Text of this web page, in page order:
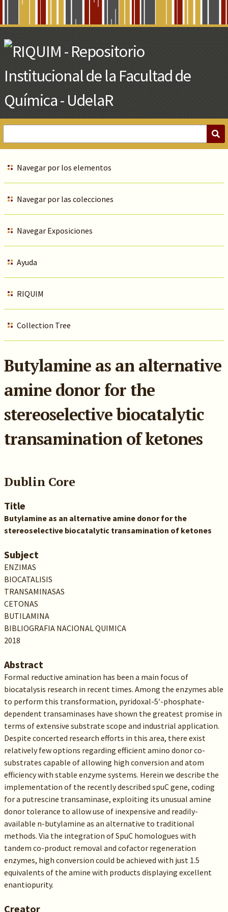
Main
Content
Navegar por los elementos
Navegar por las colecciones
Navegar Exposiciones
Ayuda
RIQUIM
Collection Tree
Butylamine as an alternative
amine donor for the
stereoselective biocatalytic
transamination of ketones
Dublin Core
Title
Butylamine as an alternative amine donor for the
stereoselective biocatalytic transamination of ketones
Subject
ENZIMAS
BIOCATALISIS
TRANSAMINASAS
CETONAS
BUTILAMINA
BIBLIOGRAFIA NACIONAL QUIMICA
2018
Abstract
Formal reductive amination has been a main focus of
biocatalysis research in recent times. Among the enzymes able
to perform this transformation, pyridoxal-5′-phosphate-
dependent transaminases have shown the greatest promise in
terms of extensive substrate scope and industrial application.
Despite concerted research efforts in this area, there exist
relatively few options regarding efficient amino donor co-
substrates capable of allowing high conversion and atom
efficiency with stable enzyme systems. Herein we describe the
implementation of the recently described spuC gene, coding
for a putrescine transaminase, exploiting its unusual amine
donor tolerance to allow use of inexpensive and readily-
available n-butylamine as an alternative to traditional
methods. Via the integration of SpuC homologues with
tandem co-product removal and cofactor regeneration
enzymes, high conversion could be achieved with just 1.5
equivalents of the amine with products displaying excellent
enantiopurity.
Creator